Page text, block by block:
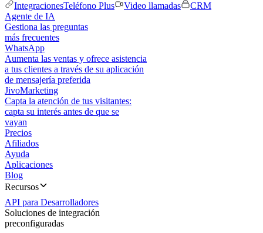
IntegracionesTeléfono Plus Video llamadas
CRM
Agente de IA
Gestiona las preguntas
más frecuentes
WhatsApp
Aumenta las ventas y ofrece asistencia
a tus clientes a través de su aplicación
de mensajería preferida
JivoMarketing
Capta la atención de tus visitantes:
capta su interés antes de que se
vayan
Precios
Afiliados
Ayuda
Aplicaciones
Blog
Recursos
API para Desarrolladores
Soluciones de integración
preconfiguradas